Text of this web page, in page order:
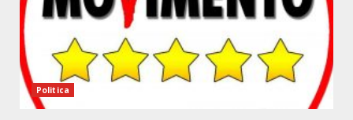
Politica